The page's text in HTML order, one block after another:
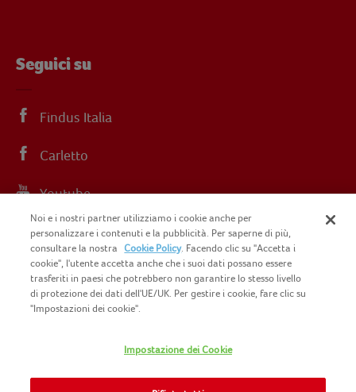
Seguici su
Findus Italia
Carletto
Youtube
Instagram
IT07015700961
INFORMATIVA PRIVACY
Noi e i nostri partner utilizziamo i cookie anche per
personalizzare i contenuti e la pubblicità. Per saperne di più,
consultare la nostra
Cookie Policy. Facendo clic su "Accetta i
cookie", l'utente accetta anche che i suoi dati possano essere
trasferiti in paesi che potrebbero non garantire lo stesso livello
di protezione dei dati dell'UE/UK. Per gestire i cookie, fare clic su
"Impostazioni dei cookie".
Impostazione dei Cookie